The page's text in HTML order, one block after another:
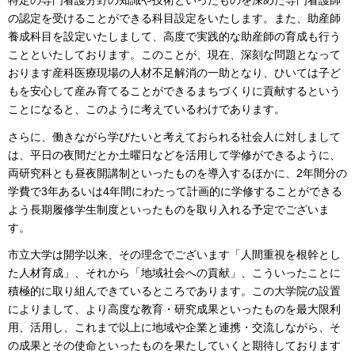
の認定を受けることができる科目設定をいたします。また、助産師
養成科目を設定いたしまして、高度で実践的な助産師の育成も行う
ことといたしております。このことが、現在、深刻な問題となって
おります産科医療現場の人材不足解消の一助となり、ひいては子ど
もを安心して産み育てることができるまちづくりに貢献するという
ことになると、このように考えているわけであります。
さらに、働きながら学びたいと考えておられる社会人に対しまして
は、平日の夜間だとか土曜日などを活用して学修ができるように、
両研究科とも昼夜開講制といったものを導入するほかに、2年間分の
学費で3年あるいは4年間にわたって計画的に学修することができる
よう長期履修学生制度といったものを取り入れる予定でございま
す。
市立大学は開学以来、その理念でございます「人間重視を根幹とし
た人材育成」、それから「地域社会への貢献」、こういったことに
積極的に取り組んできているところであります。この大学院の設置
によりまして、より高度な教育・研究成果といったものを最大限利
用、活用し、これまで以上に地域や企業と連携・交流しながら、そ
の成果とその使命といったものを果たしていくと期待しております